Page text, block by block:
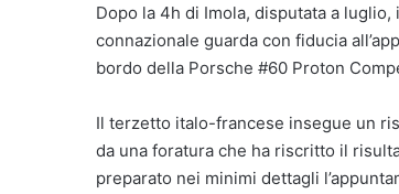
Dopo la 4h di Imola, disputata a
connazionale guarda con fiducia
bordo della Porsche #60 Proton
Il terzetto italo-francese insegue un
da una foratura che ha riscritto il
preparato nei minimi dettagli